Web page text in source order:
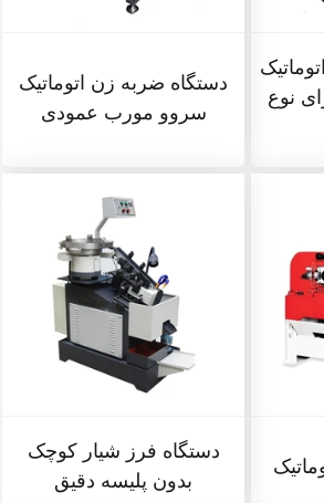
نوع
دستگاه ضربه زن اتوماتیک
سروو مورب عمودی
دستگاه فرز شیار کوچک
بدون پلیسه دقیق